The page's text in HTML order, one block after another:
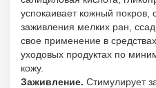
успокаивает кожный покров,
заживления мелких ран,
свое применение в
уходовых продуктах по
кожу.
Заживление. Стимулирует